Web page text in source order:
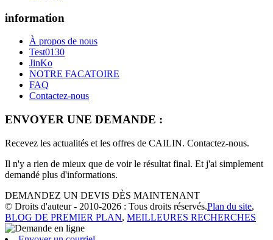
information
À propos de nous
Test0130
JinKo
NOTRE FACATOIRE
FAQ
Contactez-nous
ENVOYER UNE DEMANDE :
Recevez les actualités et les offres de CAILIN. Contactez-nous.
Il n'y a rien de mieux que de voir le résultat final. Et j'ai simplement
demandé plus d'informations.
DEMANDEZ UN DEVIS DÈS MAINTENANT
© Droits d'auteur - 2010-2026 : Tous droits réservés.Plan du site,
BLOG DE PREMIER PLAN, MEILLEURES RECHERCHES